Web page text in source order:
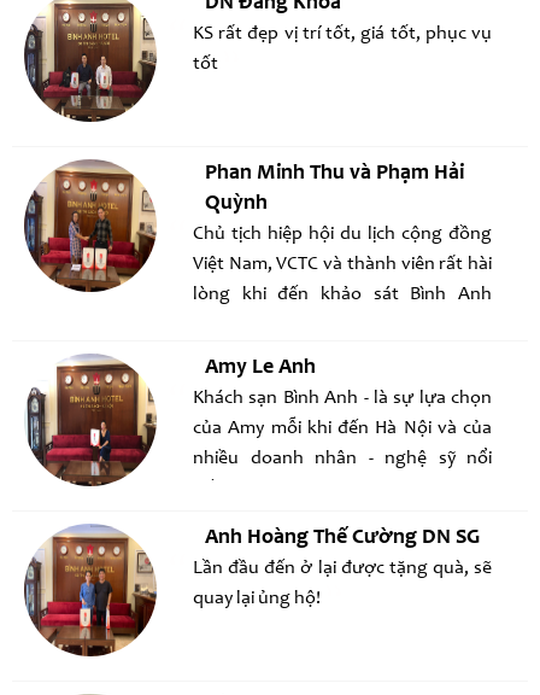
KS rất đẹp vị trí tốt, giá tốt, phục vụ
tốt
Phan Minh Thu và Phạm Hải
Quỳnh
Chủ tịch hiệp hội du lịch cộng đồng
Việt Nam, VCTC và thành viên rất hài
lòng khi đến khảo sát Bình Anh
đẹp giá hợp lý!
Amy Le Anh
Khách sạn Bình Anh - là sự lựa chọn
của Amy mỗi khi đến Hà Nội và của
nhiều doanh nhân - nghệ sỹ nổi
chủ cực kỳ dễ thương. Lần nào đến
ở cũng có quà. 50 phốThi Sách nơi ở
thuận tiện với các con phố của Hà
Anh Hoàng Thế Cường DN SG
Lần đầu đến ở lại được tặng quà, sẽ
quay lại ủng hộ!